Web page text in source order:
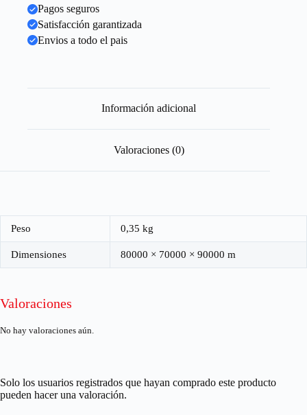
Pagos seguros
Satisfacción garantizada
Envios a todo el pais
Información adicional
Valoraciones (0)
Peso 0,35 kg
Dimensiones 80000 × 70000 × 90000 m
Valoraciones
No hay valoraciones aún.
Solo los usuarios registrados que hayan comprado este producto
pueden hacer una valoración.